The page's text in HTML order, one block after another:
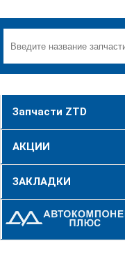
Запчасти ZTD
АКЦИИ
ЗАКЛАДКИ